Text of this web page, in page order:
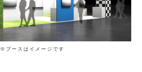
※ブースはイメージです